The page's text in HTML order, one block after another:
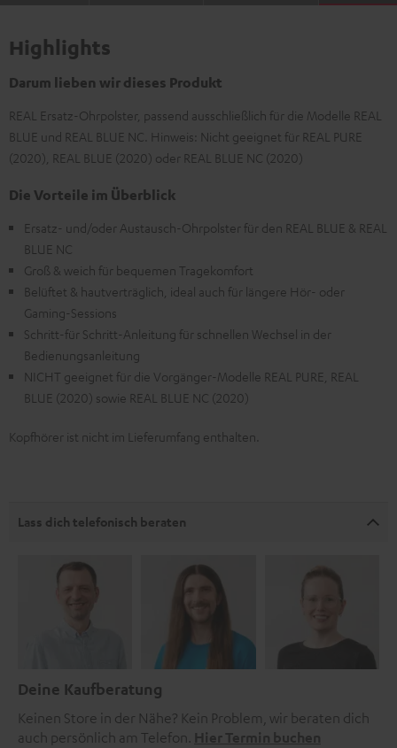
Highlights
Darum lieben wir dieses Produkt
REAL Ersatz-Ohrpolster, passend ausschließlich für die Modelle REAL
BLUE und REAL BLUE NC. Hinweis: Nicht geeignet für REAL PURE
(2020), REAL BLUE (2020) oder REAL BLUE NC (2020)
Die Vorteile im Überblick
Ersatz- und/oder Austausch-Ohrpolster für den REAL BLUE & REAL
BLUE NC
Groß & weich für bequemen Tragekomfort
Belüftet & hautverträglich, ideal auch für längere Hör- oder
Gaming-Sessions
Schritt-für Schritt-Anleitung für schnellen Wechsel in der
Bedienungsanleitung
NICHT geeignet für die Vorgänger-Modelle REAL PURE, REAL
BLUE (2020) sowie REAL BLUE NC (2020)
Kopfhörer ist nicht im Lieferumfang enthalten.
Lass dich telefonisch beraten
Deine Kaufberatung
Keinen Store in der Nähe? Kein Problem, wir beraten dich
auch persönlich am Telefon. Hier Termin buchen